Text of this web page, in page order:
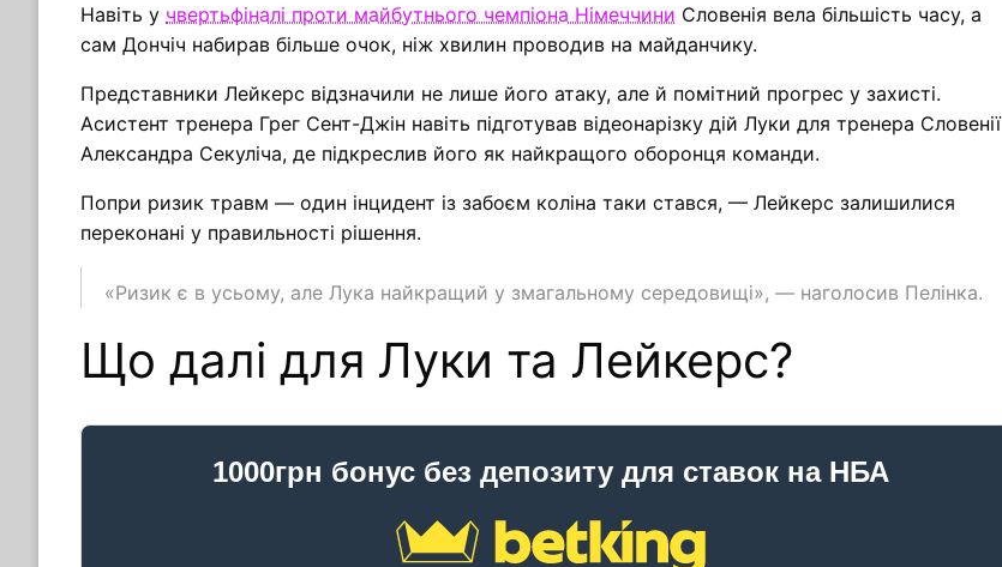
Навіть у чвертьфіналі проти майбутнього чемпіона Німеччини Словенія вела більшість часу, а
сам Дончіч набирав більше очок, ніж хвилин проводив на майданчику.
Представники Лейкерс відзначили не лише його атаку, але й помітний прогрес у захисті.
Асистент тренера Грег Сент-Джін навіть підготував відеонарізку дій Луки для тренера Словенії
Александра Секуліча, де підкреслив його як найкращого оборонця команди.
Попри ризик травм — один інцидент із забоєм коліна таки стався, — Лейкерс залишилися
переконані у правильності рішення.
«Ризик є в усьому, але Лука найкращий у змагальному середовищі», — наголосив Пелінка.
Що далі для Луки та Лейкерс?
1000грн бонус без депозиту для ставок на НБА